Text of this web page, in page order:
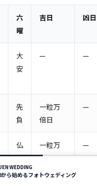
六
曜
吉日 凶日
大
安
— —
先
負
一粒万
倍日
—
仏
滅
一粒万
倍日
—
WEDDING
ら始めるフォトウェディング